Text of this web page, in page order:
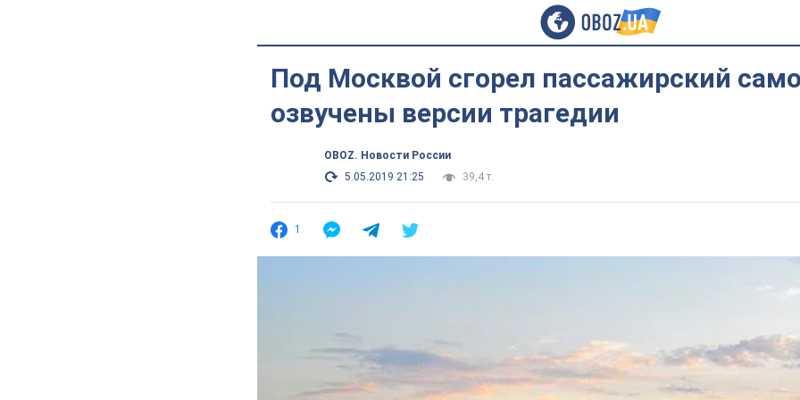
Под Москвой сгорел пассажирский
озвучены версии трагедии
OBOZ. Новости России
5.05.2019 21:25
39,4 т.
1